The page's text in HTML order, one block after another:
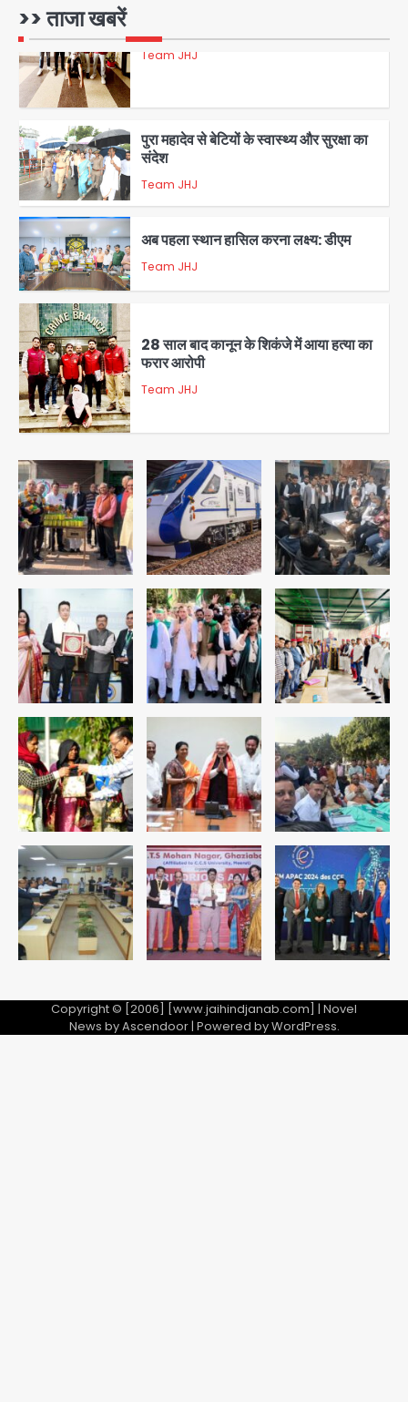
>> ताजा खबरें
5
1
संदेश
Team JHJ
2
अब पहला स्थान हासिल करना लक्ष्य: डीएम
3
28 साल बाद कानून के शिकंजे में आया हत्या का
Team JHJ
4
के हत्थे
Team JHJ
5
रोहित चौधरी गैंग का कुख्यात बदमाश राजस्थान
से गिरफ्तार
Team JHJ
1
पुरा महादेव से बेटियों के स्वास्थ्य और सुरक्षा का
संदेश
Team JHJ
2
Team JHJ
3
28 साल बाद कानून के शिकंजे में आया हत्या का
फरार आरोपी
Copyright © [2006] [www.jaihindjanab.com] | Novel
News byAscendoor| Powered byWordPress.